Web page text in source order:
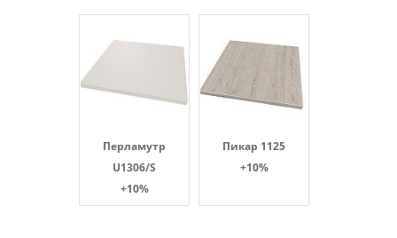
Перламутр
U1306/S
+10%
Пикар 1125
+10%